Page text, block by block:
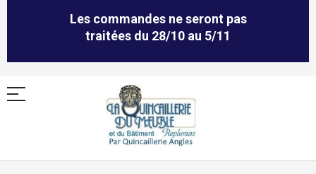
Les commandes ne seront pas
traitées du 28/10 au 5/11
Allez